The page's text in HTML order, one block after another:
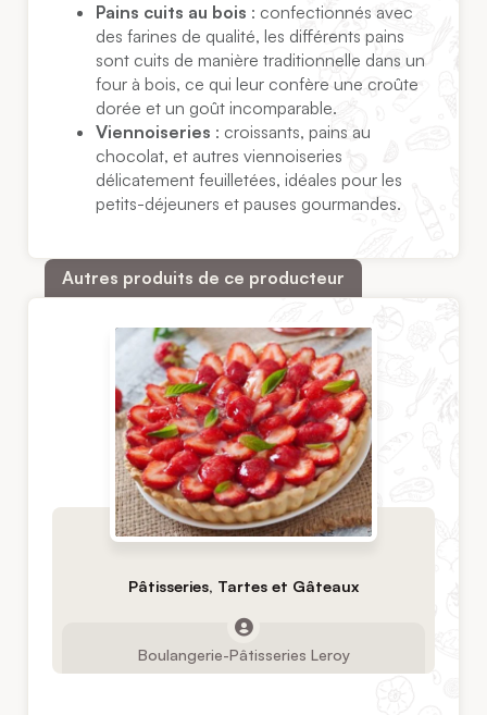
Pains cuits au bois : confectionnés avec
des farines de qualité, les différents pains
sont cuits de manière traditionnelle dans un
four à bois, ce qui leur confère une croûte
dorée et un goût incomparable.
Viennoiseries : croissants, pains au
chocolat, et autres viennoiseries
délicatement feuilletées, idéales pour les
petits-déjeuners et pauses gourmandes.
Autres produits de ce producteur
Pâtisseries, Tartes et Gâteaux
Boulangerie-Pâtisseries Leroy